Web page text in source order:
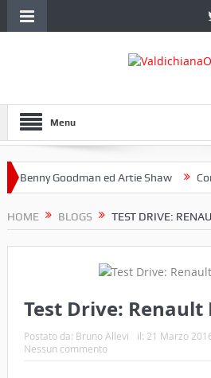
Menu
Goodman ed Artie Shaw
HOME BLOGS TEST DRIVE:
Test Drive: Renault
Postato da: Bruno Allevi il: 21 Marzo
Nessun commento